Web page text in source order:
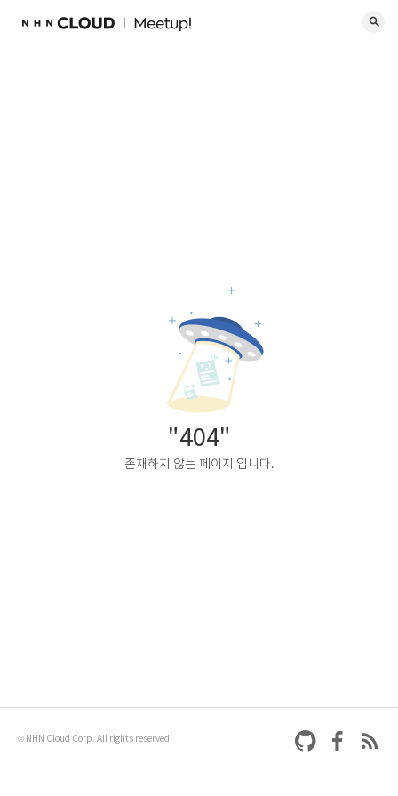
"404"
존재하지 않는 페이지 입니다.
© NHN Cloud Corp. All rights reserved.